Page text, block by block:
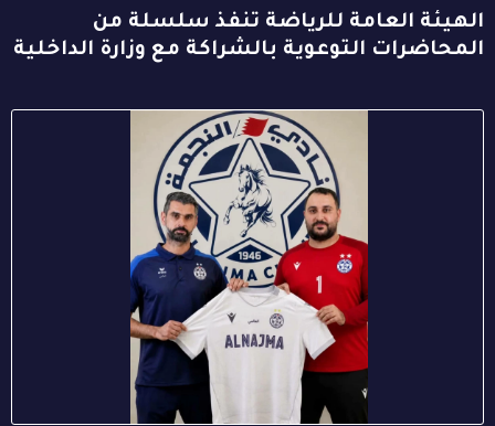
الهيئة العامة للرياضة تنفذ سلسلة من
المحاضرات التوعوية بالشراكة مع وزارة الداخلية